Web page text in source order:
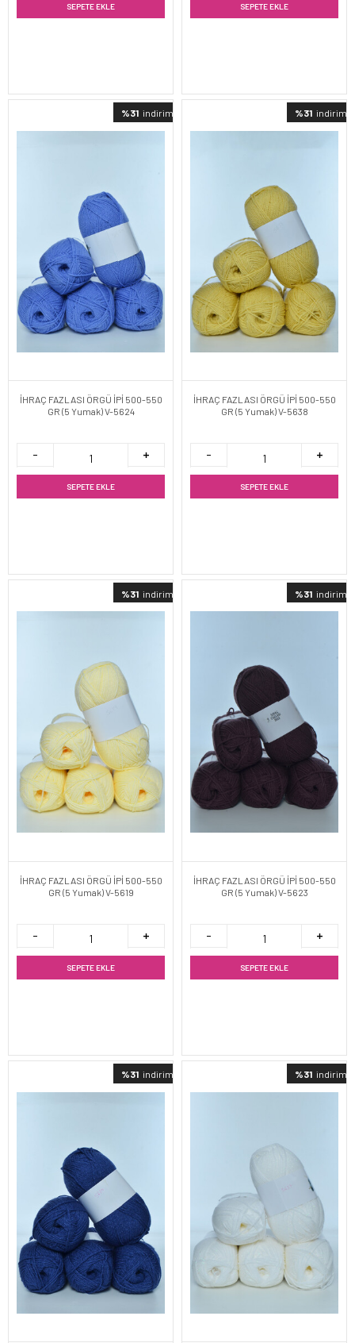
SEPETE EKLE SEPETE EKLE
%31 indirimli
İHRAÇ FAZLASI ÖRGÜ İPİ 500-550
GR (5 Yumak) V-5624
SEPETE EKLE
%31 indirimli
İHRAÇ FAZLASI ÖRGÜ İPİ 500-550
GR (5 Yumak) V-5638
SEPETE EKLE
%31 indirimli
İHRAÇ FAZLASI ÖRGÜ İPİ 500-550
GR (5 Yumak) V-5619
SEPETE EKLE
%31 indirimli
İHRAÇ FAZLASI ÖRGÜ İPİ 500-550
GR (5 Yumak) V-5623
SEPETE EKLE
%31 indirimli %31 indirimli